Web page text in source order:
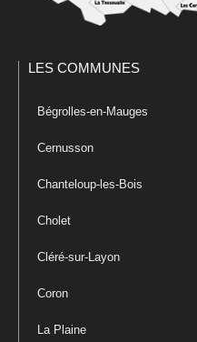
LES COMMUNES
Bégrolles-en-Mauges
Cernusson
Chanteloup-les-Bois
Cholet
Cléré-sur-Layon
Coron
La Plaine